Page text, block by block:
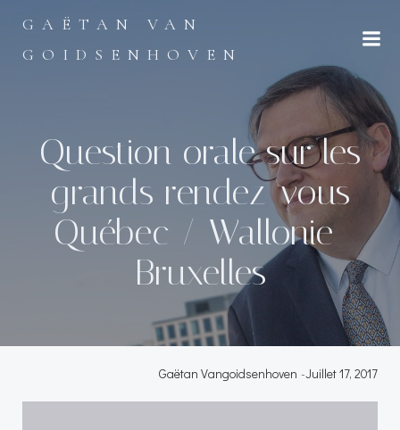
contenu
GAËTAN VAN
GOIDSENHOVEN
Question orale sur les
grands rendez-vous
Québec / Wallonie-
Bruxelles
Gaëtan Vangoidsenhoven -Juillet 17, 2017